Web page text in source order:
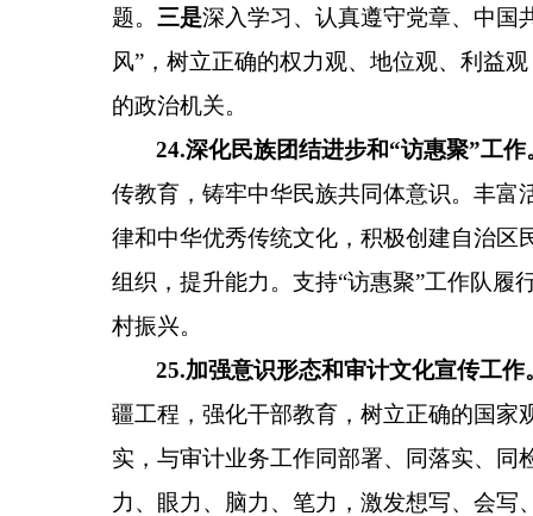
题。 三是深入学习、认真遵守党章、中国
风”，树立正确的权力观、地位观、利益
的政治机关。
24.深化民族团结进步和“访惠聚”工作
传教育， 铸牢中华民族共同体意识。 丰富
律和中华优秀传统文化 ，积极创建自治区
组织，提升能力。支持“访惠聚”工作队履
村振兴。
25.加强意识形态和审计文化宣传工作
疆工程 ， 强化干部教育，树立正确的国家
实，与审计业务工作同部署、同落实、同
力、眼力、脑力、笔力，激发想写、会